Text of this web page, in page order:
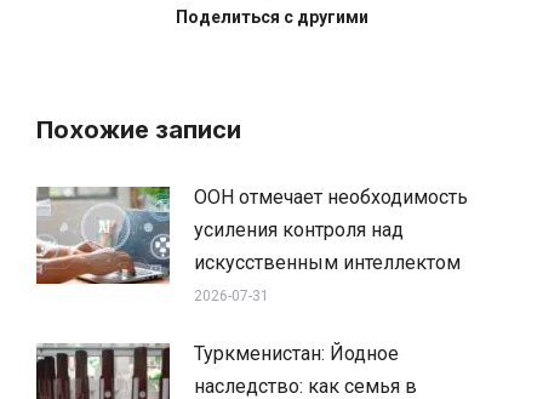
Поделиться с другими
Похожие записи
ООН отмечает необходимость
усиления контроля над
искусственным интеллектом
2026-07-31
Туркменистан: Йодное
наследство: как семья в